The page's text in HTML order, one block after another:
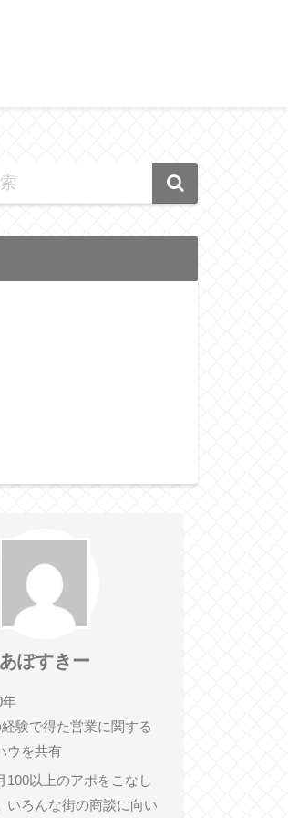
あぽすきー
年
験で得た営業に関する
ウを共有
100以上のアポをこなし
いろんな街の商談に向い